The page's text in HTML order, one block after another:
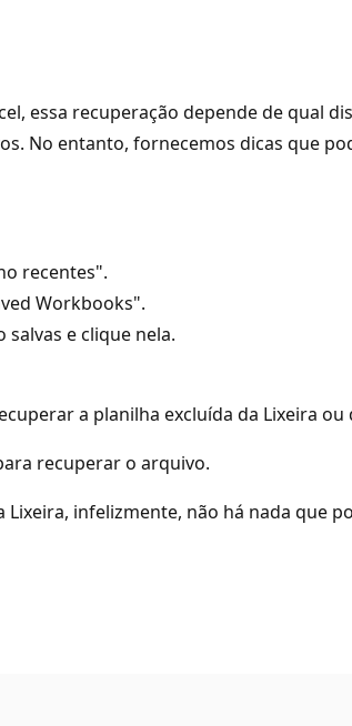
essa recuperação depende de qual
No entanto, fornecemos dicas que
recentes".
Workbooks".
e clique nela.
a planilha excluída da Lixeira
recuperar o arquivo.
infelizmente, não há nada que